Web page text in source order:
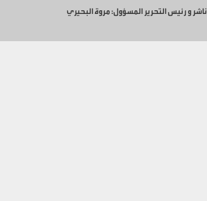
ناشر و رئيس التحرير المسؤول: مروة البحيري